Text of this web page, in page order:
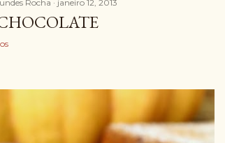
Rocha janeiro 12, 2013